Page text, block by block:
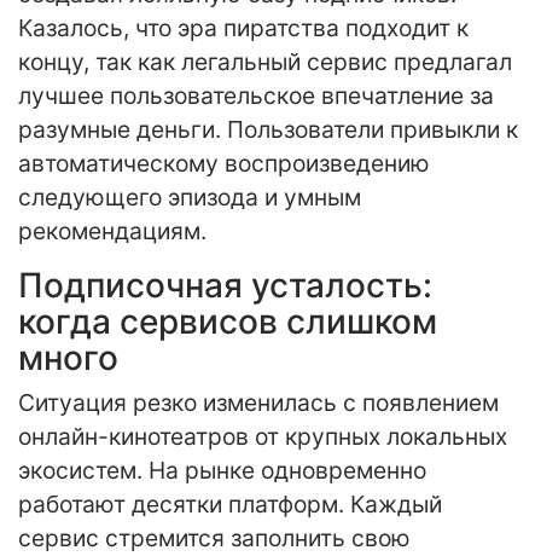
Казалось, что эра пиратства подходит к
концу, так как легальный сервис предлагал
лучшее пользовательское впечатление за
разумные деньги. Пользователи привыкли к
автоматическому воспроизведению
следующего эпизода и умным
рекомендациям.
Подписочная усталость:
когда сервисов слишком
много
Ситуация резко изменилась с появлением
онлайн-кинотеатров от крупных локальных
экосистем. На рынке одновременно
работают десятки платформ. Каждый
сервис стремится заполнить свою